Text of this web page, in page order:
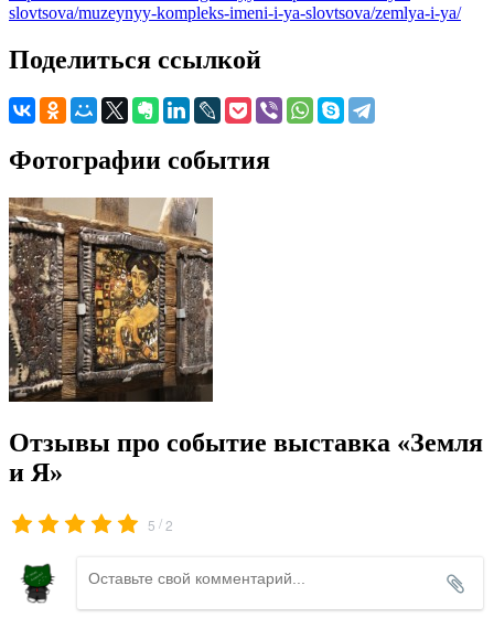
slovtsova/muzeynyy-kompleks-imeni-i-ya-slovtsova/zemlya-i-ya/
Поделиться ссылкой
Фотографии события
Отзывы про событие выставка «Земля
и Я»
5 /2